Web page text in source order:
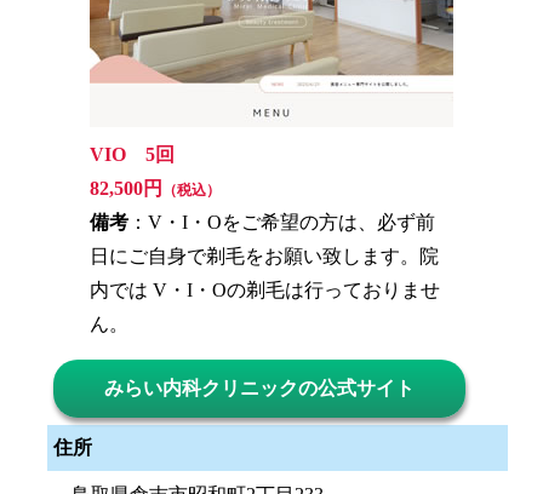
VIO 5回
82,500円
（税込）
備考 ：V・I・Oをご希望の方は、必ず前
日にご自身で剃毛をお願い致します。院
内では V・I・Oの剃毛は行っておりませ
ん。
みらい内科クリニックの公式サイト
住所